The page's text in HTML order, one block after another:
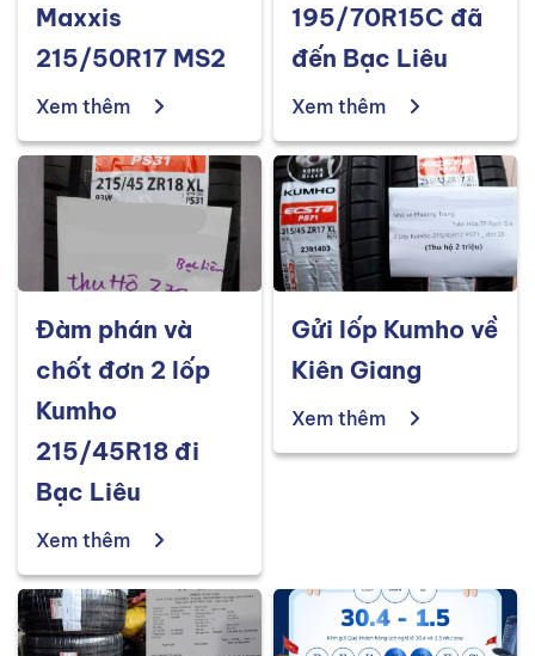
Maxxis
215/50R17 MS2
Xem thêm
195/70R15C đã
đến Bạc Liêu
Xem thêm
Đàm phán và
chốt đơn 2 lốp
Kumho
215/45R18 đi
Bạc Liêu
Xem thêm
Gửi lốp Kumho về
Kiên Giang
Xem thêm